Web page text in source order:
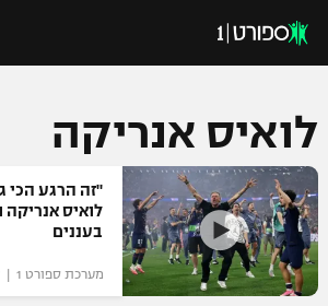
כדורגל ישראלי
ליגת העל
כדורגל עולמי
לואיס אנריקה
"זה הרגע הכי
לואיס אנריקה
בעננים
מערכת ספורט 1 | לפני 2 חודשים